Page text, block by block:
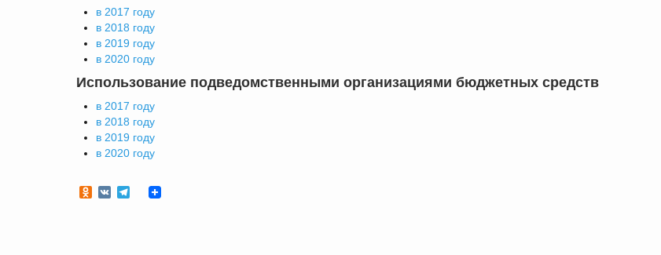
в 2017 году
в 2018 году
в 2019 году
в 2020 году
Использование подведомственными организациями бюджетных средств
в 2017 году
в 2018 году
в 2019 году
в 2020 году
Odnoklassniki
VK Telegram